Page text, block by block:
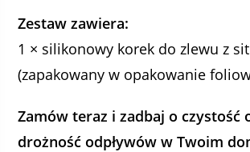
Zestaw zawiera:
1 × silikonowy korek do zlewu z
(zapakowany w opakowanie
Zamów teraz i zadbaj o czystość
drożność odpływów w Twoim